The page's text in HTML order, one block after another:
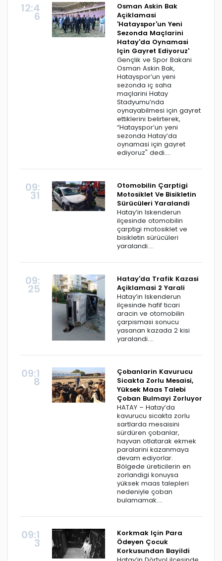
12:4
6
Osman Askin Bak
Açiklamasi
'Hatayspor'un Yeni
Sezonda Maçlarini
Hatay'da Oynamasi
Için Gayret Ediyoruz'
Gençlik ve Spor Bakani
Osman Askin Bak,
Hatayspor’un yeni
sezonda iç saha
maçlarini Hatay
Stadyumu’nda
oynayabilmesi için gayret
ettiklerini belirterek,
“Hatayspor’un yeni
sezonda Hatay’da
oynamasi için gayret
ediyoruz" dedi....
09:
31
Otomobilin Çarptigi
Motosiklet Ve Bisikletin
Sürücüleri Yaralandi
Hatay’in Iskenderun
ilçesinde otomobilin
çarptigi motosiklet ve
bisikletin sürücüleri
yaralandi....
09:
25
Hatay'da Trafik Kazasi
Açiklamasi 2 Yarali
Hatay’in Iskenderun
ilçesinde hafif ticari
aracin ve otomobilin
çarpismasi sonucu
yasanan kazada 2 kisi
yaralandi....
09:1
8
Çobanlarin Kavurucu
Sicakta Zorlu Mesaisi,
Yüksek Maas Talebi
Çoban Bulmayi Zorluyor
HATAY – Hatay’da
kavurucu sicakta zorlu
sartlarda mesaisini
sürdüren çobanlar,
hayvan otlatarak ekmek
paralarini kazanmaya
devam ediyorlar.
Bölgede üreticilerin en
zorlandigi konuysa
yüksek maas talepleri
nedeniyle çoban
bulamamak....
09:1
3
Korkmak Için Para
Ödeyen Çocuk
Korkusundan Bayildi